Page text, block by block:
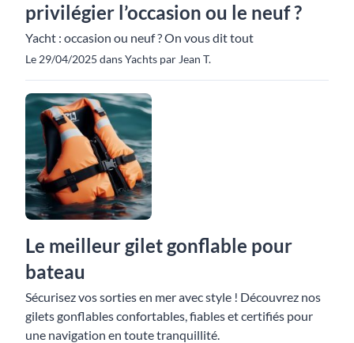
privilégier l’occasion ou le neuf ?
Yacht : occasion ou neuf ? On vous dit tout
Le 29/04/2025 dans Yachts par Jean T.
Le meilleur gilet gonflable pour
bateau
Sécurisez vos sorties en mer avec style ! Découvrez nos
gilets gonflables confortables, fiables et certifiés pour
une navigation en toute tranquillité.